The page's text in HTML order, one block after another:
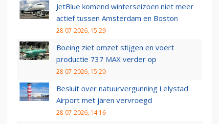
JetBlue komend winterseizoen niet meer
actief tussen Amsterdam en Boston
28-07-2026, 15:29
Boeing ziet omzet stijgen en voert
productie 737 MAX verder op
28-07-2026, 15:20
Besluit over natuurvergunning Lelystad
Airport met jaren vervroegd
28-07-2026, 14:16